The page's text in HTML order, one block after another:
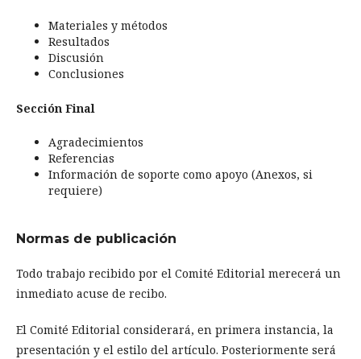
Materiales y métodos
Resultados
Discusión
Conclusiones
Sección Final
Agradecimientos
Referencias
Información de soporte como apoyo (Anexos, si
requiere)
Normas de publicación
Todo trabajo recibido por el Comité Editorial merecerá un
inmediato acuse de recibo.
El Comité Editorial considerará, en primera instancia, la
presentación y el estilo del artículo. Posteriormente será